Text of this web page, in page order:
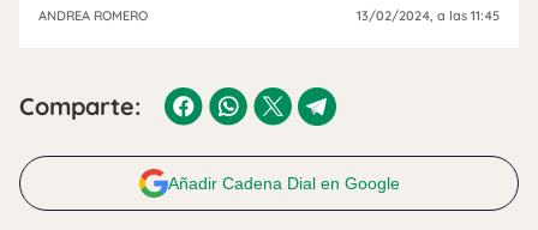
ANDREA ROMERO 13/02/2024, a las 11:45
Comparte:
Añadir Cadena Dial en Google